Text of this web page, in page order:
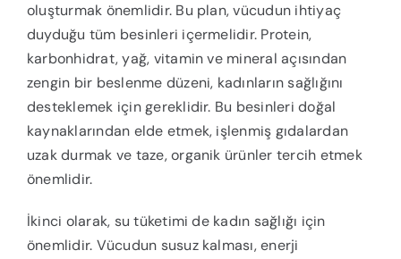
oluşturmak önemlidir. Bu plan, vücudun ihtiyaç
duyduğu tüm besinleri içermelidir. Protein,
karbonhidrat, yağ, vitamin ve mineral açısından
zengin bir beslenme düzeni, kadınların sağlığını
desteklemek için gereklidir. Bu besinleri doğal
kaynaklarından elde etmek, işlenmiş gıdalardan
uzak durmak ve taze, organik ürünler tercih etmek
önemlidir.
İkinci olarak, su tüketimi de kadın sağlığı için
önemlidir. Vücudun susuz kalması, enerji